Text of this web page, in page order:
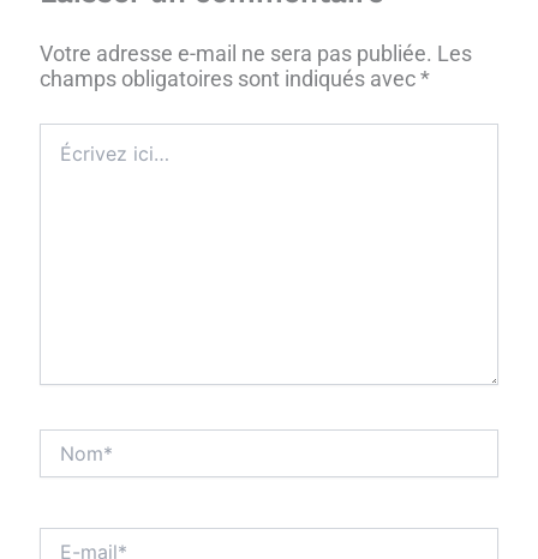
Votre adresse e-mail ne sera pas publiée. Les
champs obligatoires sont indiqués avec*
ici…